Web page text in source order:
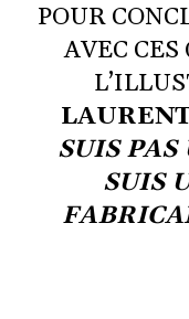
POUR
AVEC
SUIS
SUIS